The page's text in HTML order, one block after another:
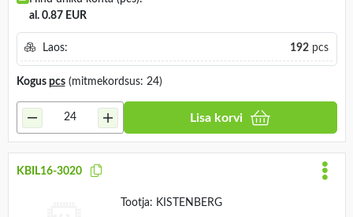
al. 0.87 EUR
Laos: 192pcs
Kogus pcs(mitmekordsus: 24)
Lisa korvi
KBIL16-3020
Tootja: KISTENBERG